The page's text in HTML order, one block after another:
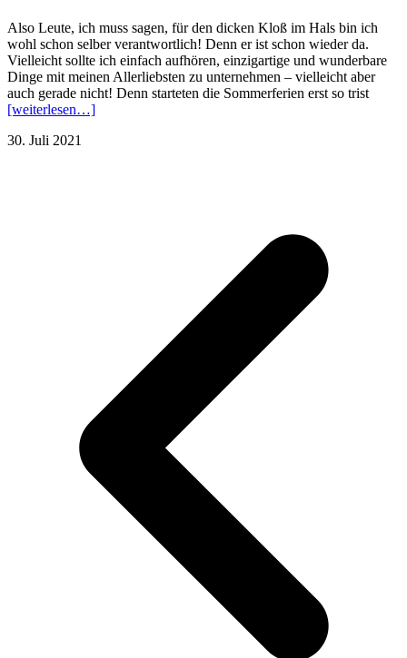
Also Leute, ich muss sagen, für den dicken Kloß im Hals bin ich
wohl schon selber verantwortlich! Denn er ist schon wieder da.
Vielleicht sollte ich einfach aufhören, einzigartige und wunderbare
Dinge mit meinen Allerliebsten zu unternehmen – vielleicht aber
auch gerade nicht! Denn starteten die Sommerferien erst so trist
[weiterlesen…]
30. Juli 2021